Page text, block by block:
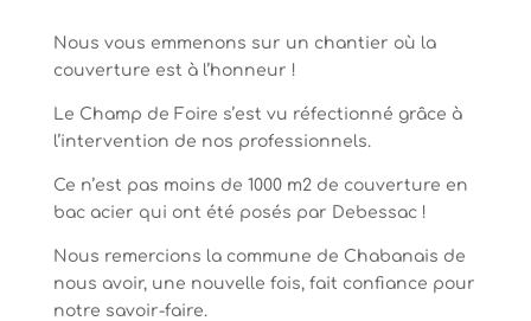
Nous vous emmenons sur un chantier où la
couverture est à l’honneur !
Le Champ de Foire s’est vu réfectionné grâce à
l’intervention de nos professionnels.
Ce n’est pas moins de 1000 m2 de couverture en
bac acier qui ont été posés par Debessac !
Nous remercions la commune de Chabanais de
nous avoir, une nouvelle fois, fait confiance pour
notre savoir-faire.